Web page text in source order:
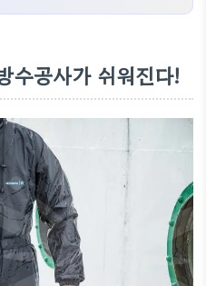
수공사가 쉬워진다!